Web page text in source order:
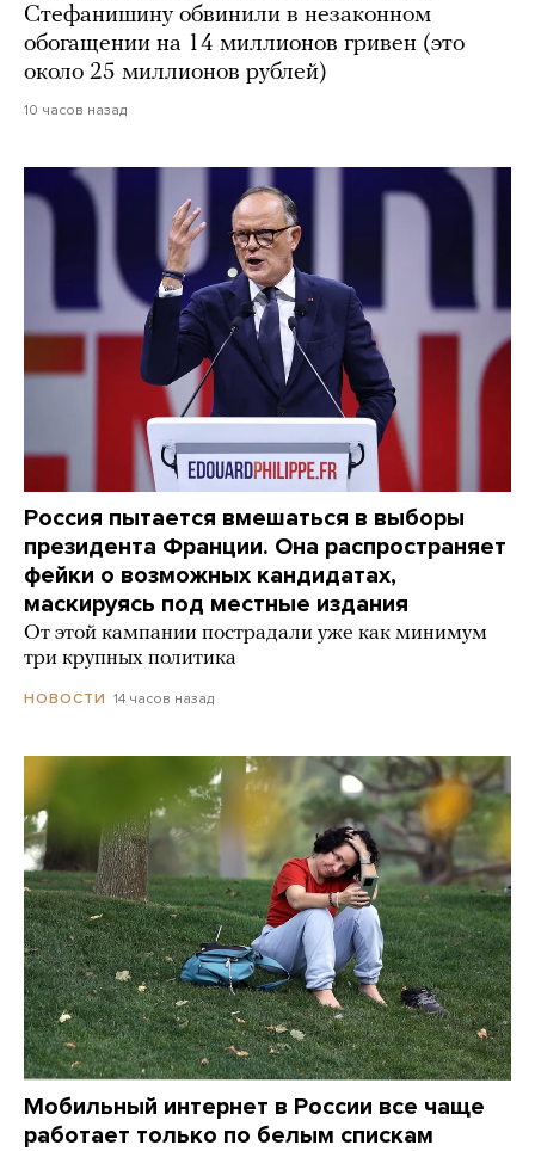
Стефанишину обвинили в незаконном
обогащении на 14 миллионов гривен (это
около 25 миллионов рублей)
10 часов назад
Россия пытается вмешаться в выборы
президента Франции. Она распространяет
фейки о возможных кандидатах,
маскируясь под местные издания
От этой кампании пострадали уже как минимум
три крупных политика
НОВОСТИ 14 часов назад
Мобильный интернет в России все чаще
работает только по белым спискам